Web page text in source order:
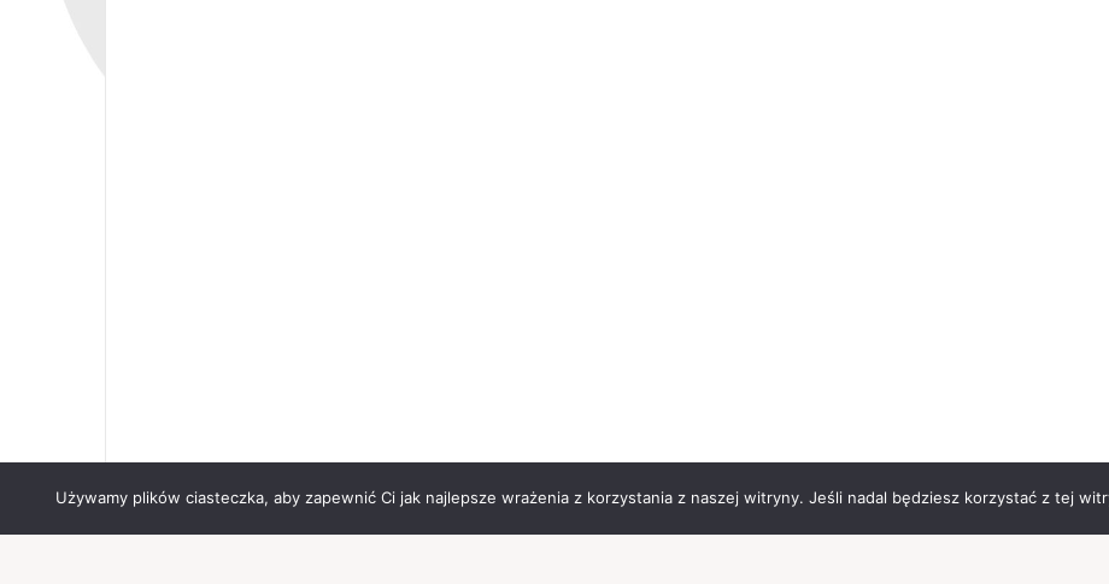
Używamy plików ciasteczka, aby zapewnić Ci jak najlepsze wrażenia z korzystania z naszej witryny. Jeśli nadal będziesz korzystać z tej